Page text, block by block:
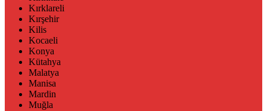
Kırklareli
Kırşehir
Kilis
Kocaeli
Konya
Kütahya
Malatya
Manisa
Mardin
Muğla